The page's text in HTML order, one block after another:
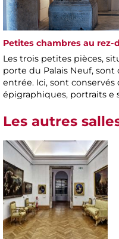
Petites chambres au rez-
Les trois petites pièces,
porte du Palais Neuf, sont
entrée. Ici, sont
épigraphiques, portraits e
Les autres